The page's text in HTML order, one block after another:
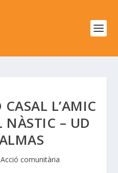
L’AMIC
NÀSTIC – UD
Acció comunitària